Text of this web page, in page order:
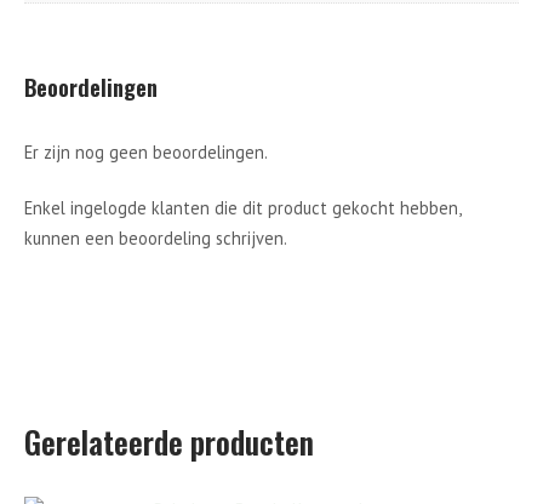
Beoordelingen
Er zijn nog geen beoordelingen.
Enkel ingelogde klanten die dit product gekocht hebben,
kunnen een beoordeling schrijven.
Gerelateerde producten